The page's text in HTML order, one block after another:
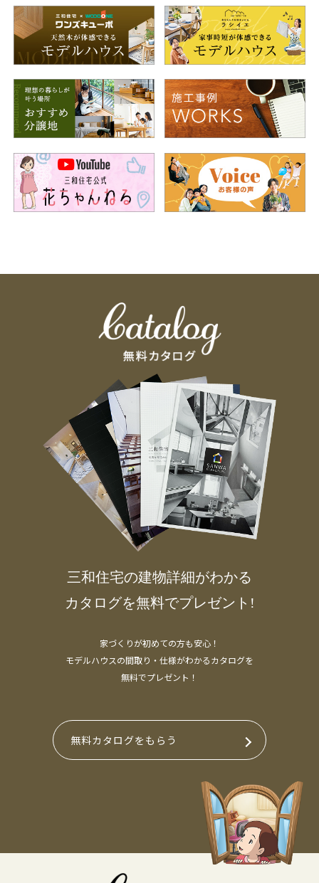
三和住宅の建物詳細がわかる
カタログを無料でプレゼント!
家づくりが初めての方も安心！
モデルハウスの間取り・仕様がわかるカタログを
無料でプレゼント！
無料カタログをもらう